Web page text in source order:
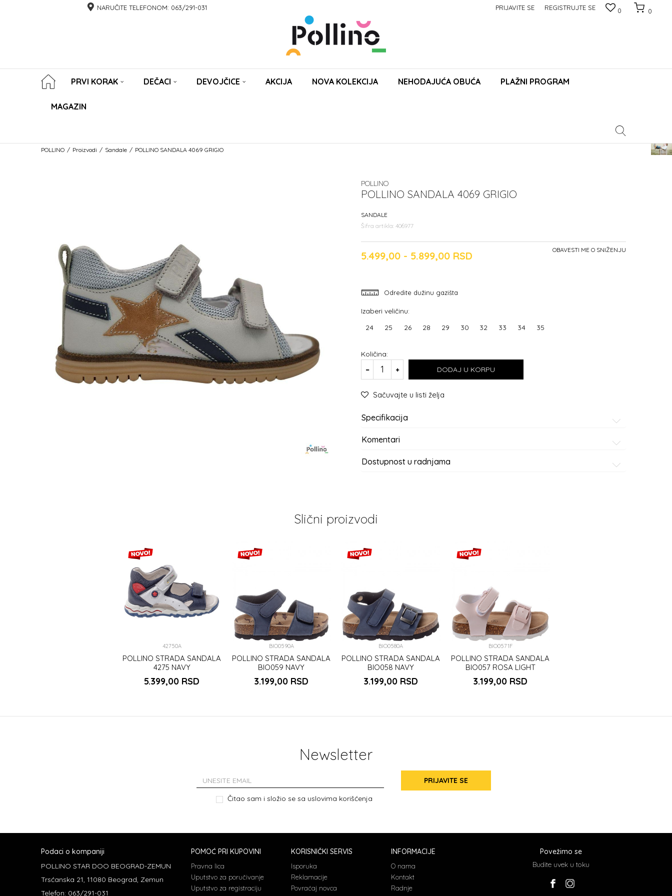
NARUČITE TELEFONOM: 063/291-031 0
0
PRIJAVITE SE REGISTRUJTE SE
PRVI KORAK DEČACI DEVOJČICE AKCIJA NOVA KOLEKCIJA NEHODAJUĆA OBUĆA PLAŽNI PROGRAM
MAGAZIN
POLLINO Proizvodi Sandale POLLINO SANDALA 4069 GRIGIO
POLLINO
POLLINO SANDALA 4069 GRIGIO
SANDALE
Šifra artikla: 406977
5.499,00 - 5.899,00 RSD OBAVESTI ME O SNIŽENJU
Odredite dužinu gazišta
Izaberi veličinu:
24 25 26 28 29 30 32 33 34 35
Količina:
DODAJ U KORPU
Sačuvajte u listi želja
Specifikacija
Komentari
Dostupnost u radnjama
Slični proizvodi
42750A
POLLINO STRADA SANDALA
4275 NAVY
5.399,00 RSD
BIO0590A
POLLINO STRADA SANDALA
BIO059 NAVY
3.199,00 RSD
BIO0580A
POLLINO STRADA SANDALA
BIO058 NAVY
3.199,00 RSD
BIO0571F
POLLINO STRADA SANDALA
BIO057 ROSA LIGHT
3.199,00 RSD
Newsletter
PRIJAVITE SE
Čitao sam i složio se sa uslovima korišćenja
Podaci o kompaniji
POLLINO STAR DOO BEOGRAD-ZEMUN
Trsćanska 21, 11080 Beograd, Zemun
Telefon: 063/291-031
POMOĆ PRI KUPOVINI
Pravna lica
Uputstvo za poručivanje
Uputstvo za registraciju
KORISNIČKI SERVIS
Isporuka
Reklamacije
Povraćaj novca
INFORMACIJE
O nama
Kontakt
Radnje
Povežimo se
Budite uvek u toku